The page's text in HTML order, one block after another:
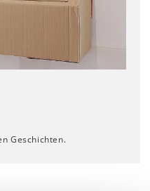
Geschichten.